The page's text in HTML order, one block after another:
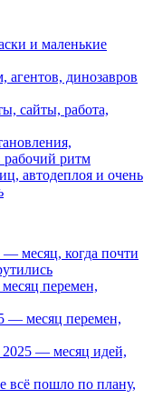
и маленькие
динозавров
сайты, работа,
рабочий ритм
автодеплоя и очень
— месяц, когда почти
перемен,
— месяц перемен,
— месяц идей,
всё пошло по плану,